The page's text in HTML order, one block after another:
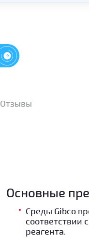
Отзывы
Основные
Среды Gibco
соответствии
реагента.